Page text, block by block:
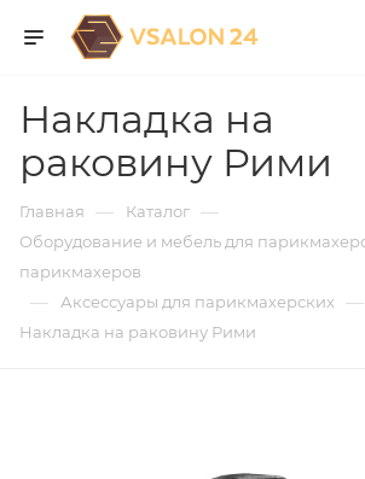
Накладка на
раковину Рими
Главная — Каталог —
Оборудование и мебель для
парикмахеров
— Аксессуары для парикмахерских —
Накладка на раковину Рими